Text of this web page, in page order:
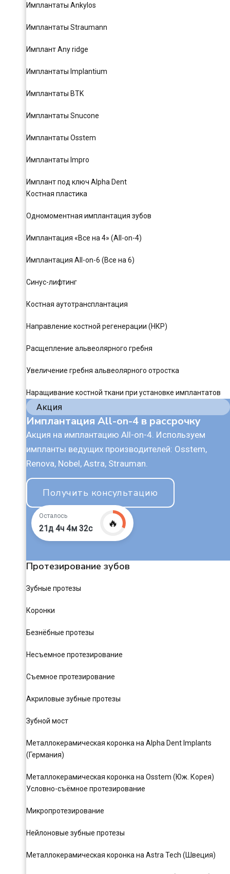
Имплантаты Ankylos
Имплантаты Straumann
Имплант Any ridge
Имплантаты Implantium
Имплантаты BTK
Имплантаты Snucone
Имплантаты Osstem
Имплантаты Impro
Имплант под ключ Alpha Dent
Костная пластика
Одномоментная имплантация зубов
Имплантация «Все на 4» (All-on-4)
Имплантация All-on-6 (Все на 6)
Синус-лифтинг
Костная аутотрансплантация
Направление костной регенерации (НКР)
Расщепление альвеолярного гребня
Увеличение гребня альвеолярного отростка
Наращивание костной ткани при установке имплантатов
Акция
Имплантация All-on-4 в рассрочку
Акция на имплантацию All-on-4. Используем
импланты ведущих производителей: Osstem,
Renova, Nobel, Astra, Strauman.
Получить консультацию
Осталось
21д 4ч 4м 31с 🔥
Протезирование зубов
Зубные протезы
Коронки
Безнёбные протезы
Несъемное протезирование
Съемное протезирование
Акриловые зубные протезы
Зубной мост
Металлокерамическая коронка на Alpha Dent Implants
(Германия)
Металлокерамическая коронка на Osstem (Юж. Корея)
Условно-съёмное протезирование
Микропротезирование
Нейлоновые зубные протезы
Металлокерамическая коронка на Astra Tech (Швеция)